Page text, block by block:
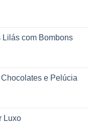
com Bombons
e Pelúcia
Luxo